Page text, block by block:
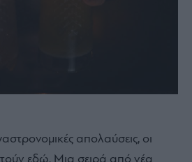
απολαύσεις, οι